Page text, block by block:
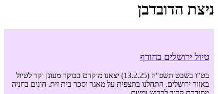
ניצת הדובדבן
טיול ירושלים בחורף
בט"ו בשבט תשפ"ה (13.2.25) יצאנו מוקדם בבוקר מעונן וקר לטיול
באזור ירושלים. התחלנו בתצפית על מאגר וסכר בית זית. חונים בחניה